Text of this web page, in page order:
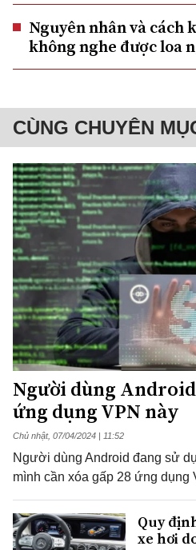
Nguyên nhân và cách
không nghe được loa
CÙNG CHUYÊN
Người dùng
ứng dụng VPN này
Chủ nhật, 07/04/2024 | 11:52
Người dùng Android đang sử
mình cần xóa gấp 28 ứng dụng
Quy
xe hơi